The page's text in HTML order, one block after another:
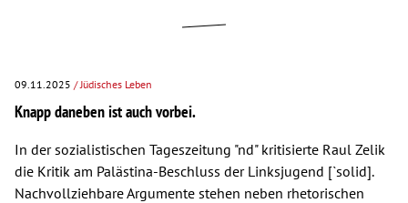
09.11.2025 / Jüdisches Leben
Knapp daneben ist auch vorbei.
In der sozialistischen Tageszeitung "nd" kritisierte Raul Zelik
die Kritik am Palästina-Beschluss der Linksjugend [`solid].
Nachvollziehbare Argumente stehen neben rhetorischen